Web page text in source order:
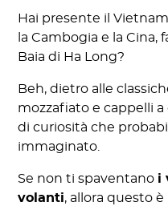
Hai presente il
la Cambogia e la Cina,
Baia di Ha Long?
Beh, dietro alle
mozzafiato e cappelli
di curiosità che
immaginato.
Se non ti spaventano i
volanti, allora questo è